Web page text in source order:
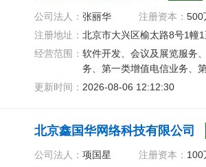
公司法人： 张丽华 注册资本： 500
注册地址： 北京市大兴区榆太路8号1幢1
经营范围： 软件开发、会议及展览服务
务、第一类增值电信业务、
更新时间： 2026-08-06 12:12:30
北京鑫国华网络科技有限公司
公司法人： 项国星 注册资本： 100